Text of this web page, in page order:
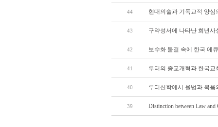
44 현대의술과 기독교적 양심
43 구약성서에 나타난 희년
42 보수화 물결 속에 한국 에
41 루터의 종교개혁과 한국교
40 루터신학에서 율법과 복음
39 Distinction between Law